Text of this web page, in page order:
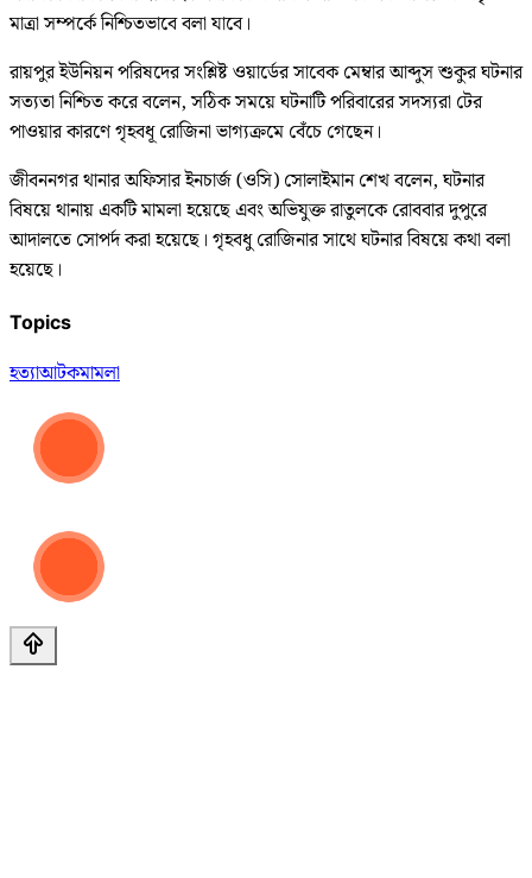
মাত্রা সম্পর্কে নিশ্চিতভাবে বলা যাবে।
রায়পুর ইউনিয়ন পরিষদের সংশ্লিষ্ট ওয়ার্ডের সাবেক মেম্বার আব্দুস শুকুর ঘটনার
সত্যতা নিশ্চিত করে বলেন, সঠিক সময়ে ঘটনাটি পরিবারের সদস্যরা টের
পাওয়ার কারণে গৃহবধূ রোজিনা ভাগ্যক্রমে বেঁচে গেছেন।
জীবননগর থানার অফিসার ইনচার্জ (ওসি) সোলাইমান শেখ বলেন, ঘটনার
বিষয়ে থানায় একটি মামলা হয়েছে এবং অভিযুক্ত রাতুলকে রোববার দুপুরে
আদালতে সোপর্দ করা হয়েছে। গৃহবধু রোজিনার সাথে ঘটনার বিষয়ে কথা বলা
হয়েছে।
Topics
হত্যাআটকমামলা